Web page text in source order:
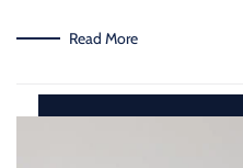
Read More